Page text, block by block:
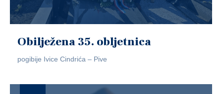
Obilježena 35. obljetnica
pogibije Ivice Cindrića – Pive